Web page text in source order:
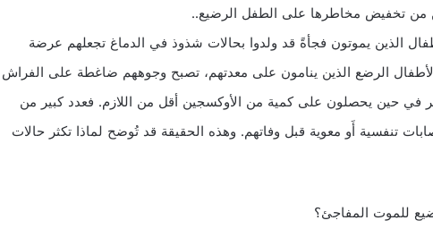
من تخفيض مخاطرها على الطفل الرضيع..
الذين يموتون فجأةً قد ولدوا بحالات شذوذ في الدماغ تجعلهم عرضة
الرضع الذين ينامون على معدتهم، تصبح وجوههم ضاغطة على الفراش
في حين يحصلون على كمية من الأوكسجين أقل من اللازم. فعدد كبير من
تنفسية أَو معوية قبل وفاتهم. وهذه الحقيقة قد تُوضح لماذا تكثر حالات
للموت المفاجئ؟